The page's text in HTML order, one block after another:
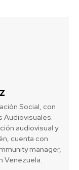
Social, con
Audiovisuales.
audiovisual y
cuenta con
manager,
Venezuela.